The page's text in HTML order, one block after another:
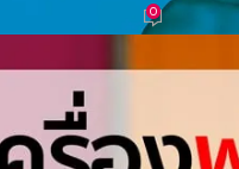
0